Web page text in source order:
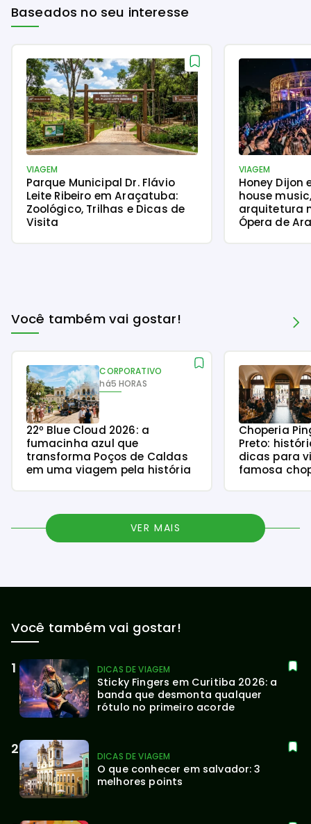
Baseados no seu interesse
VIAGEM
Parque Municipal Dr. Flávio
Leite Ribeiro em Araçatuba:
Zoológico, Trilhas e Dicas de
Visita
VIAGEM
Honey Dijon
house
arquitetura
Ópera de
Você também vai gostar!
CORPORATIVO
há5 HORAS
22º Blue Cloud 2026: a
fumacinha azul que
transforma Poços de Caldas
em uma viagem pela história
Choperia
Preto:
dicas para
famosa
VER MAIS
Você também vai gostar!
DICAS DE VIAGEM
Sticky Fingers em Curitiba 2026: a
banda que desmonta qualquer
rótulo no primeiro acorde
DICAS DE VIAGEM
O que conhecer em salvador: 3
melhores points